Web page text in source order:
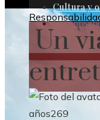
Cultura y
Un
años269